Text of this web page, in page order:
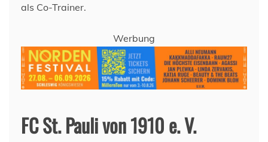
als Co-Trainer.
Werbung
FC St. Pauli von 1910 e. V.